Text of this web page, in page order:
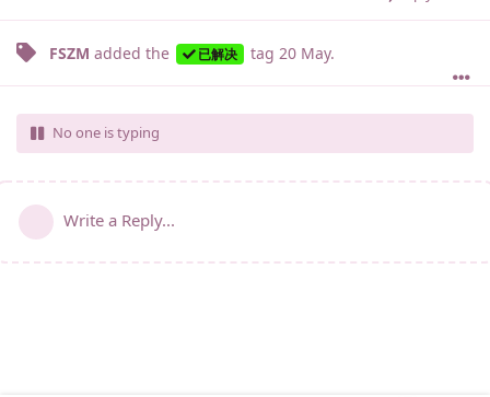
FSZM added the 已解决 tag 20 May.
No one is typing
Write a Reply...